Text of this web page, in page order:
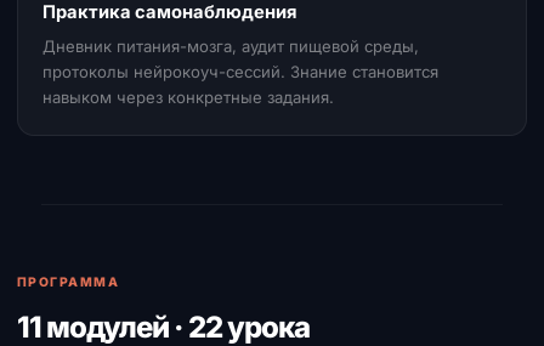
Практика самонаблюдения
Дневник питания-мозга, аудит пищевой среды,
протоколы нейрокоуч-сессий. Знание становится
навыком через конкретные задания.
ПРОГРАММА
11 модулей · 22 урока